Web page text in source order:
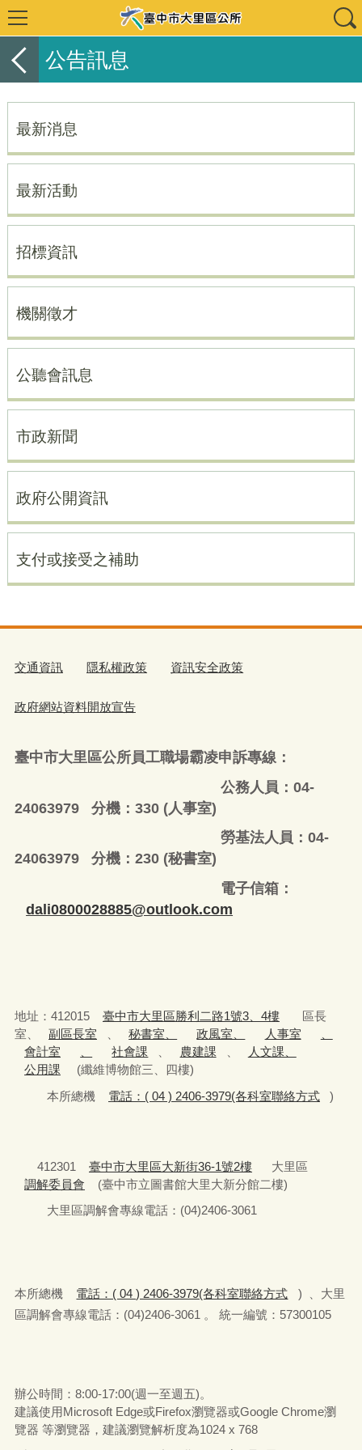
公告訊息
最新消息
最新活動
招標資訊
機關徵才
公聽會訊息
市政新聞
政府公開資訊
支付或接受之補助
交通資訊 隱私權政策 資訊安全政策
政府網站資料開放宣告
臺中市大里區公所員工職場霸凌申訴專線：
公務人員：04-
24063979 分機：330 (人事室)
勞基法人員：04-
24063979 分機：230 (秘書室)
電子信箱：
dali0800028885@outlook.com
地址：412015 臺中市大里區勝利二路1號3、4樓
區長
室、
副區長室 秘書室、 政風室、 人事室
會計室
社會課 農建課
人文課、
公用課
(纖維博物館三、四樓)
本所總機
電話：( 04 ) 2406-3979(各科室聯絡方式 )
412301 臺中市大里區大新街36-1號2樓
大里區
調解委員會
(臺中市立圖書館大里大新分館二樓)
大里區調解會專線電話：(04)2406-3061
本所總機 電話：( 04 ) 2406-3979(各科室聯絡方式
) 、大里
區調解會專線電話：(04)2406-3061 。 統一編號：57300105
辦公時間：8:00-17:00(週一至週五)。
建議使用Microsoft Edge或Firefox瀏覽器或Google Chrome瀏
覽器 等瀏覽器，建議瀏覽解析度為1024 x 768